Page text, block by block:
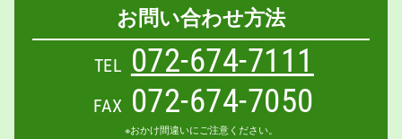
お問い合わせ方法
TEL 072-674-7111
FAX 072-674-7050
※おかけ間違いにご注意ください。